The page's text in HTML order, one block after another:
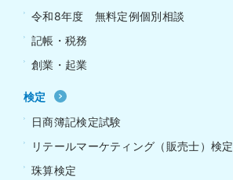
令和8年度 無料定例個別相談
記帳・税務
創業・起業
検定
日商簿記検定試験
リテールマーケティング（販売士）検定
珠算検定